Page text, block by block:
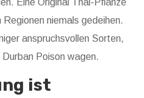
Eine Original Thai-Pflanze
niemals gedeihen.
anspruchsvollen Sorten,
Poison wagen.
ist